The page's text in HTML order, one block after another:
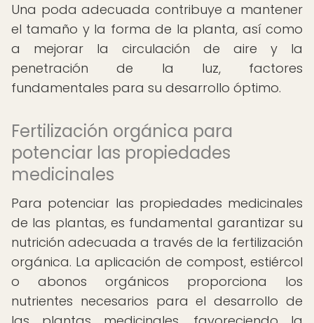
Una poda adecuada contribuye a mantener
el tamaño y la forma de la planta, así como
a mejorar la circulación de aire y la
penetración de la luz, factores
fundamentales para su desarrollo óptimo.
Fertilización orgánica para
potenciar las propiedades
medicinales
Para potenciar las propiedades medicinales
de las plantas, es fundamental garantizar su
nutrición adecuada a través de la fertilización
orgánica. La aplicación de compost, estiércol
o abonos orgánicos proporciona los
nutrientes necesarios para el desarrollo de